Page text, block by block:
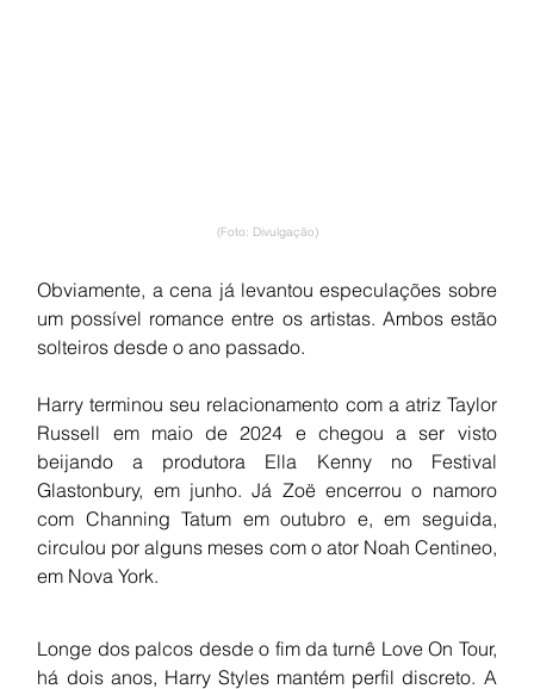
(Foto: Divulgação)
Obviamente, a cena já levantou especulações sobre
um possível romance entre os artistas. Ambos estão
solteiros desde o ano passado.
Harry terminou seu relacionamento com a atriz Taylor
Russell em maio de 2024 e chegou a ser visto
beijando a produtora Ella Kenny no Festival
Glastonbury, em junho. Já Zoë encerrou o namoro
com Channing Tatum em outubro e, em seguida,
circulou por alguns meses com o ator Noah Centineo,
em Nova York.
Longe dos palcos desde o fim da turnê Love On Tour,
há dois anos, Harry Styles mantém perfil discreto. A